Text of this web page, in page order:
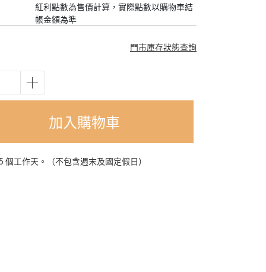
紅利點數為售價計算，實際點數以購物車結
帳金額為準
門市庫存狀態查詢
加入購物車
工作天。（不包含週末及國定假日）